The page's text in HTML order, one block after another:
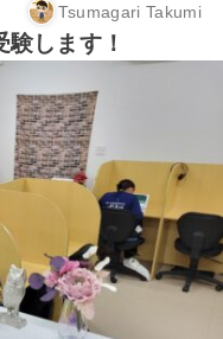
Tsumagari Takumi
験します！